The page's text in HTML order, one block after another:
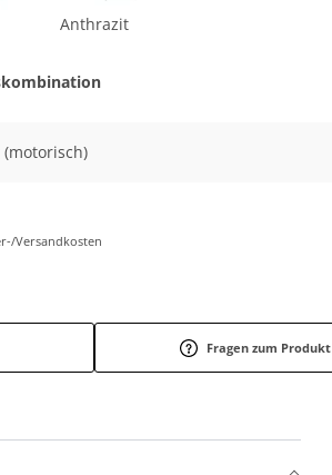
Anthrazit
(motorisch)
Versandkosten
Fragen zum Produkt